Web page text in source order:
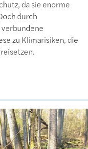
da sie enorme
durch
zu Klimarisiken, die